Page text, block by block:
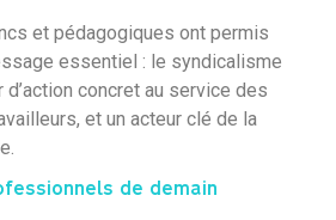
et pédagogiques ont permis
essentiel : le syndicalisme
concret au service des
et un acteur clé de la
de demain